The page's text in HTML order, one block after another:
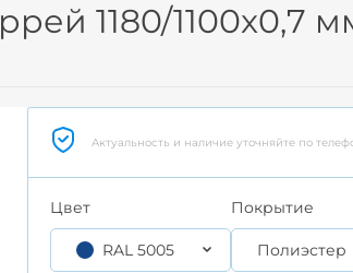
1180/1100x0,7
Актуальность и наличие уточняйте по
Цвет
RAL 5005
Покрытие
Полиэстер